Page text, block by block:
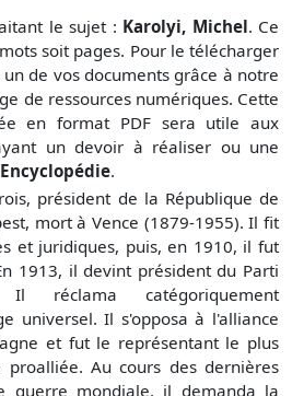
le sujet : Karolyi, Michel. Ce
soit pages. Pour le télécharger
de vos documents grâce à notre
de ressources numériques. Cette
en format PDF sera utile aux
un devoir à réaliser ou une
Encyclopédie.
président de la République de
mort à Vence (1879-1955). Il fit
et juridiques, puis, en 1910, il fut
1913, il devint président du Parti
Il réclama catégoriquement
universel. Il s'opposa à l'alliance
et fut le représentant le plus
Au cours des dernières
guerre mondiale, il demanda la